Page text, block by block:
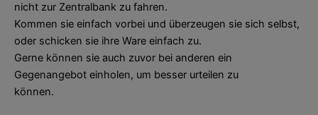
nicht zur Zentralbank zu fahren.
Kommen sie einfach vorbei und überzeugen sie sich selbst,
oder schicken sie ihre Ware einfach zu.
Gerne können sie auch zuvor bei anderen ein
Gegenangebot einholen, um besser urteilen zu
können.